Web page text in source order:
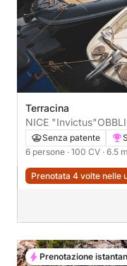
Terracina
NICE
Senza patente
6 persone · 100 CV · 6.5 m
Prenotata 4 volte nelle
Prenotazione